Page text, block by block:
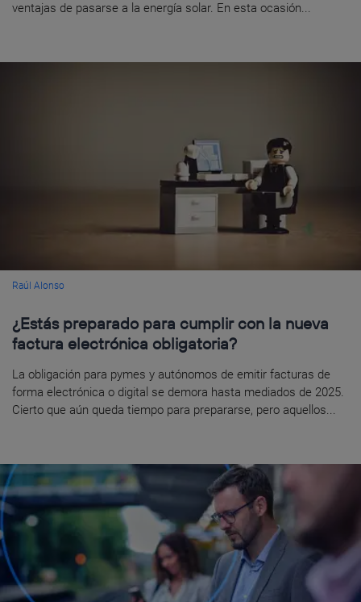
ventajas de pasarse a la energía solar. En esta ocasión...
Raúl Alonso
¿Estás preparado para cumplir con la nueva
factura electrónica obligatoria?
La obligación para pymes y autónomos de emitir facturas de
forma electrónica o digital se demora hasta mediados de 2025.
Cierto que aún queda tiempo para prepararse, pero aquellos...